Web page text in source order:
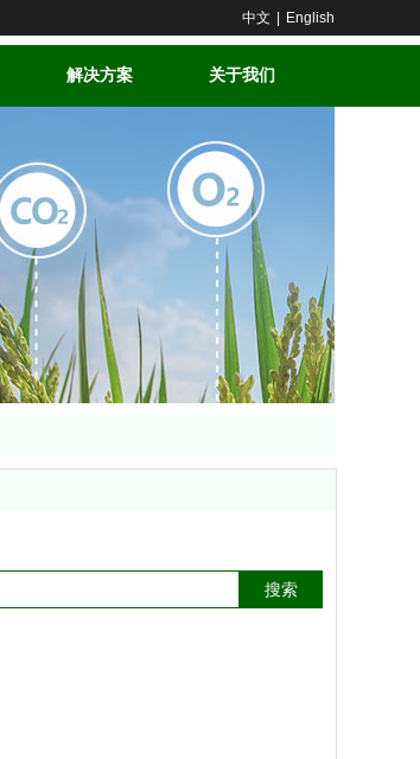
搜索
解决方案 关于我们
中文 English